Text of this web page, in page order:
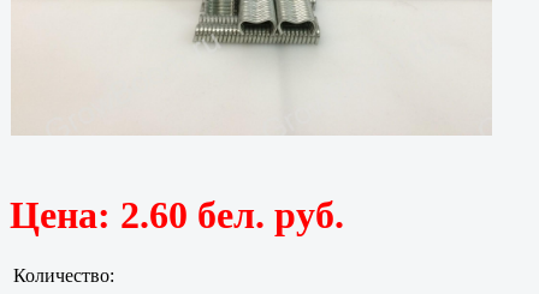
Цена: 2.60 бел. руб.
Количество: